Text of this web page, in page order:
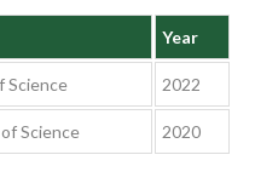
Year
Science 2022
Science 2020